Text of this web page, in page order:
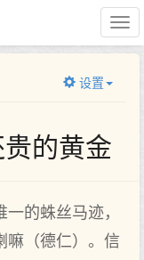
设置
的黄金
的蛛丝马迹，
嘛（德仁）。信